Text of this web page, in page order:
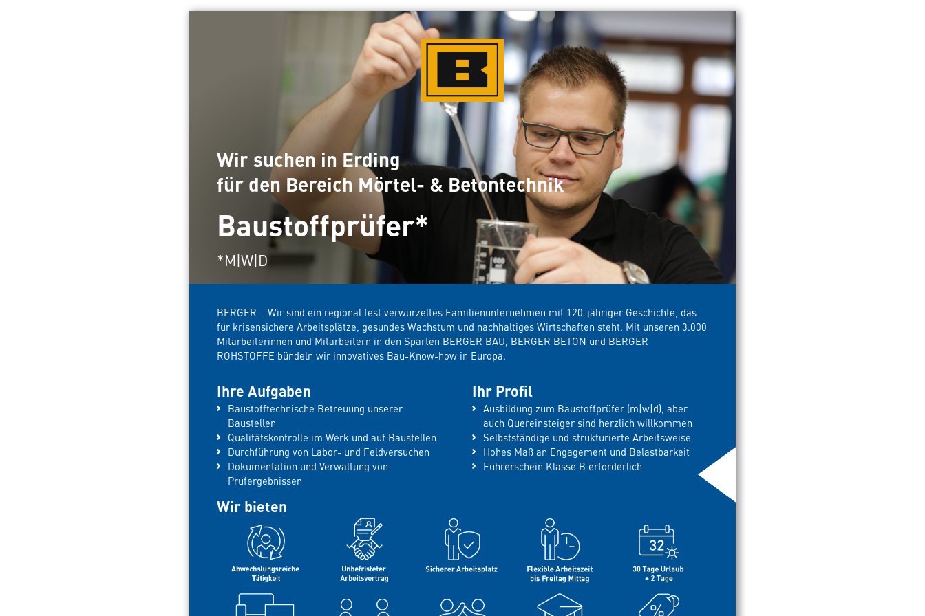
Wir suchen in Erding
für den Bereich Mörtel- & Betontechnik
Baustoffprüfer*
*M|W|D
BERGER – Wir sind ein regional fest verwurzeltes Familienunternehmen mit 120-jähriger Geschichte, das
für krisensichere Arbeitsplätze, gesundes Wachstum und nachhaltiges Wirtschaften steht. Mit unseren 3.000
Mitarbeiterinnen und Mitarbeitern in den Sparten BERGER BAU, BERGER BETON und BERGER
ROHSTOFFE bündeln wir innovatives Bau-Know-how in Europa.
Ihre Aufgaben
Baustofftechnische Betreuung unserer
Baustellen
Qualitätskontrolle im Werk und auf Baustellen
Durchführung von Labor- und Feldversuchen
Dokumentation und Verwaltung von
Prüfergebnissen
Ihr Profil
Ausbildung zum Baustoffprüfer (m|w|d), aber
auch Quereinsteiger sind herzlich willkommen
Selbstständige und strukturierte Arbeitsweise
Hohes Maß an Engagement und Belastbarkeit
Führerschein Klasse B erforderlich
Wir bieten